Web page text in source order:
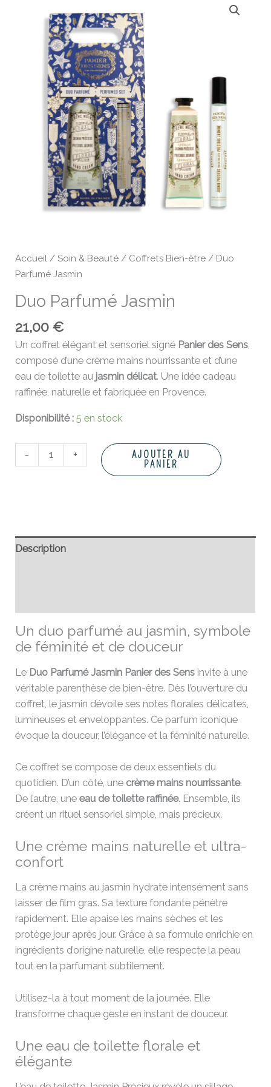
Accueil /Soin & Beauté / Coffrets Bien-être / Duo
Parfumé Jasmin
Duo Parfumé Jasmin
21,00€
Un coffret élégant et sensoriel signé Panier des Sens,
composé d’une crème mains nourrissante et d’une
eau de toilette au jasmin délicat. Une idée cadeau
raffinée, naturelle et fabriquée en Provence.
Disponibilité : 5 en stock
-
Parfumé
+
AJOUTER AU
PANIER
Description
Un duo parfumé au jasmin, symbole
de féminité et de douceur
Le Duo Parfumé Jasmin Panier des Sens invite à une
véritable parenthèse de bien-être. Dès l’ouverture du
coffret, le jasmin dévoile ses notes florales délicates,
lumineuses et enveloppantes. Ce parfum iconique
évoque la douceur, l’élégance et la féminité naturelle.
Ce coffret se compose de deux essentiels du
quotidien. D’un côté, une crème mains nourrissante.
De l’autre, uneeau de toilette raffinée. Ensemble, ils
créent un rituel sensoriel simple, mais précieux.
Une crème mains naturelle et ultra-
confort
La crème mains au jasmin hydrate intensément sans
laisser de film gras. Sa texture fondante pénètre
rapidement. Elle apaise les mains sèches et les
protège jour après jour. Grâce à sa formule enrichie en
ingrédients d’origine naturelle, elle respecte la peau
tout en la parfumant subtilement.
Utilisez-la à tout moment de la journée. Elle
transforme chaque geste en instant de douceur.
Une eau de toilette florale et
élégante